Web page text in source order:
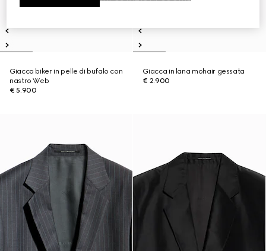
Giacca biker in pelle di bufalo con
nastro Web
€ 5.900
Giacca in lana mohair gessata
€ 2.900